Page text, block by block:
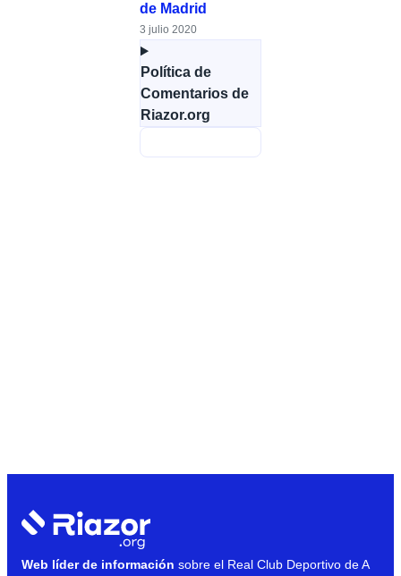
de Madrid
3 julio 2020
Política de
Comentarios de
Riazor.org
Web líder de información sobre el Real Club Deportivo de A